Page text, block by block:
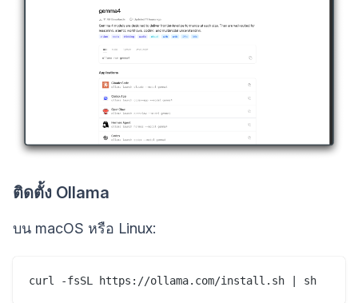
ติดตั้ง Ollama
บน macOS หรือ Linux: